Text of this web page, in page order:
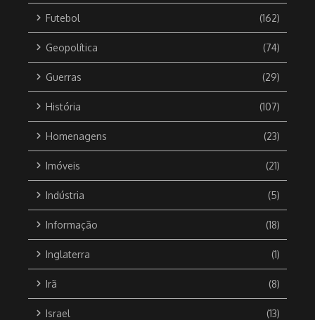
Futebol (162)
Geopolítica (74)
Guerras (29)
História (107)
Homenagens (23)
Imóveis (21)
Indústria (5)
Informação (18)
Inglaterra (1)
Irã (8)
Israel (13)